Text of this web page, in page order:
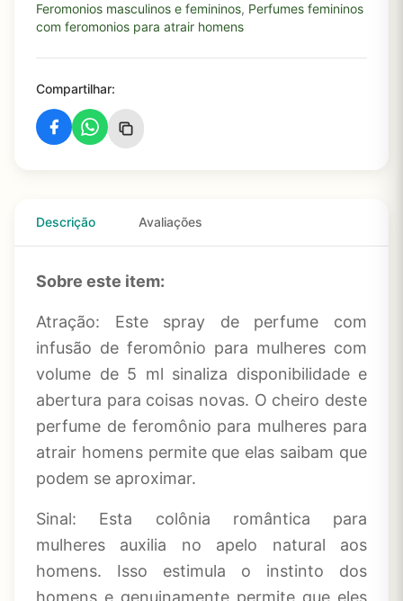
Feromonios masculinos e femininos, Perfumes femininos
com feromonios para atrair homens
Compartilhar:
Descrição Avaliações
Sobre este item:
Atração: Este spray de perfume com
infusão de feromônio para mulheres com
volume de 5 ml sinaliza disponibilidade e
abertura para coisas novas. O cheiro deste
perfume de feromônio para mulheres para
atrair homens permite que elas saibam que
podem se aproximar.
Sinal: Esta colônia romântica para
mulheres auxilia no apelo natural aos
homens. Isso estimula o instinto dos
homens e genuinamente permite que eles